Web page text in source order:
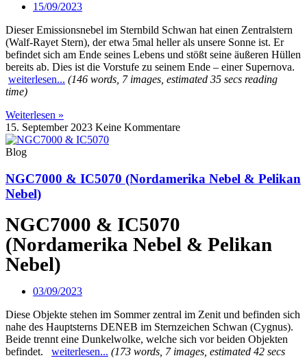
15/09/2023
Dieser Emissionsnebel im Sternbild Schwan hat einen Zentralstern
(Walf-Rayet Stern), der etwa 5mal heller als unsere Sonne ist. Er
befindet sich am Ende seines Lebens und stößt seine äußeren Hüllen
bereits ab. Dies ist die Vorstufe zu seinem Ende – einer Supernova.
weiterlesen... (146 words, 7 images, estimated 35 secs reading
time)
Weiterlesen »
15. September 2023 Keine Kommentare
Blog
NGC7000 & IC5070 (Nordamerika Nebel & Pelikan
Nebel)
NGC7000 & IC5070
(Nordamerika Nebel & Pelikan
Nebel)
03/09/2023
Diese Objekte stehen im Sommer zentral im Zenit und befinden sich
nahe des Hauptsterns DENEB im Sternzeichen Schwan (Cygnus).
Beide trennt eine Dunkelwolke, welche sich vor beiden Objekten
befindet.
weiterlesen... (173 words, 7 images, estimated 42 secs